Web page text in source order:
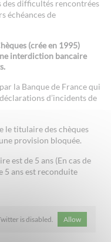
des difficultés rencontrées
échéances de
(crée en 1995)
interdiction bancaire
la Banque de France qui
d’incidents de
le titulaire des chèques
provision bloquée.
est de 5 ans (En cas de
5 ans est reconduite
is disabled. Allow